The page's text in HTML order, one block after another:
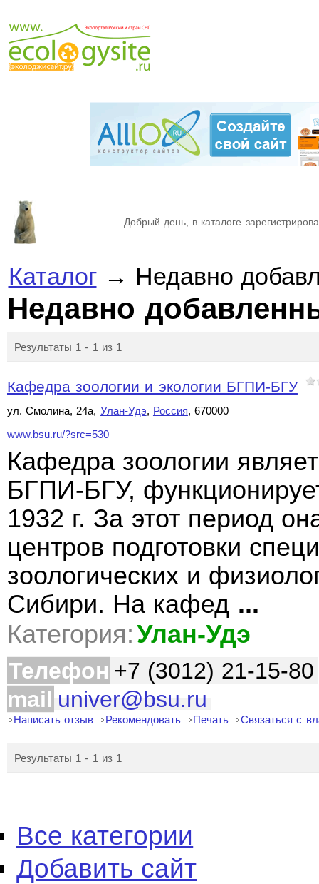
Добрый день, в каталоге
Каталог→ Недавно
Недавно
Результаты 1 - 1 из 1
Кафедра зоологии и экологии БГПИ-БГУ
ул. Смолина, 24а, Улан-Удэ, Россия, 670000
www.bsu.ru/?src=530
Кафедра зоологии
БГПИ-БГУ,
1932 г. За этот период
центров подготовки
зоологических и
Сибири. На кафед ...
Категория:Улан-Удэ
Телефон +7 (3012) 21-15-80
mail univer@bsu.ru
Написать отзыв Рекомендовать Печать Связаться с
Результаты 1 - 1 из 1
Все категории
Добавить сайт